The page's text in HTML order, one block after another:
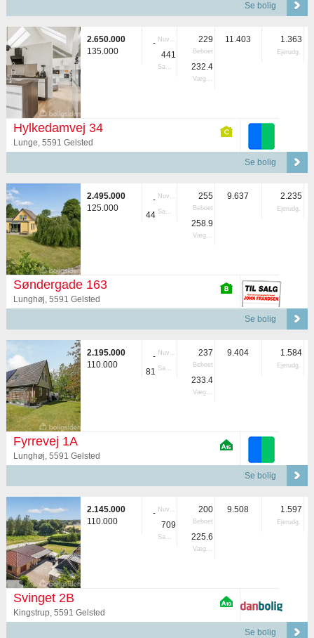
Se bolig
2.650.000
135.000
- Nuvær.
441
Samlet
229
Beboet
232.4
Vægtet
11.403 1.363
Ejerudg.
Hylkedamvej 34
Lunge, 5591 Gelsted
Se bolig
2.495.000
125.000
- Nuvær.
44 Samlet
255
Beboet
258.9
Vægtet
9.637 2.235
Ejerudg.
Søndergade 163
Lunghøj, 5591 Gelsted
Se bolig
2.195.000
110.000
- Nuvær.
81 Samlet
237
Beboet
233.4
Vægtet
9.404 1.584
Ejerudg.
Fyrrevej 1A
Lunghøj, 5591 Gelsted
Se bolig
2.145.000
110.000
- Nuvær.
709
Samlet
200
Beboet
225.6
Vægtet
9.508 1.597
Ejerudg.
Svinget 2B
Kingstrup, 5591 Gelsted
Se bolig